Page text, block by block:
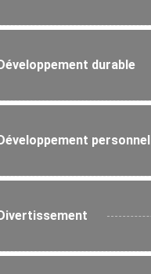
durable
personnel